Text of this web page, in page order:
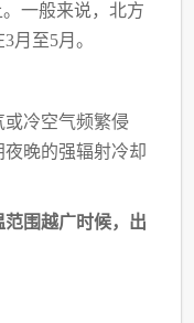
。一般来说，北方
3月至5月。
冷空气频繁侵
夜晚的强辐射冷却
围越广时候，出